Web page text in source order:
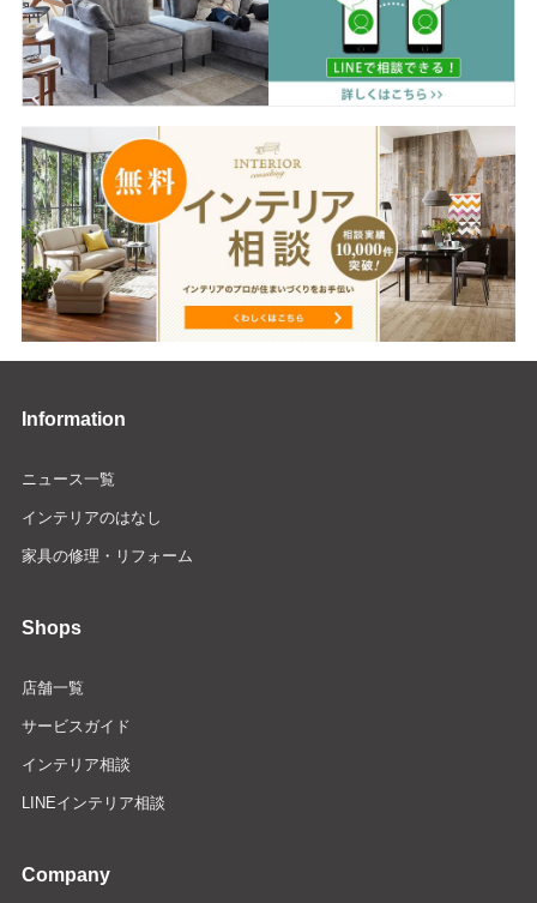
Information
ニュース一覧
インテリアのはなし
家具の修理・リフォーム
Shops
店舗一覧
サービスガイド
インテリア相談
LINEインテリア相談
Company